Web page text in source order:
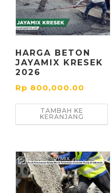
HARGA BETON
JAYAMIX KRESEK
2026
Rp 800,000.00
TAMBAH KE
KERANJANG